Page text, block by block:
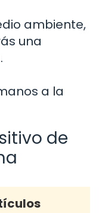
ambiente,
una
a la
de